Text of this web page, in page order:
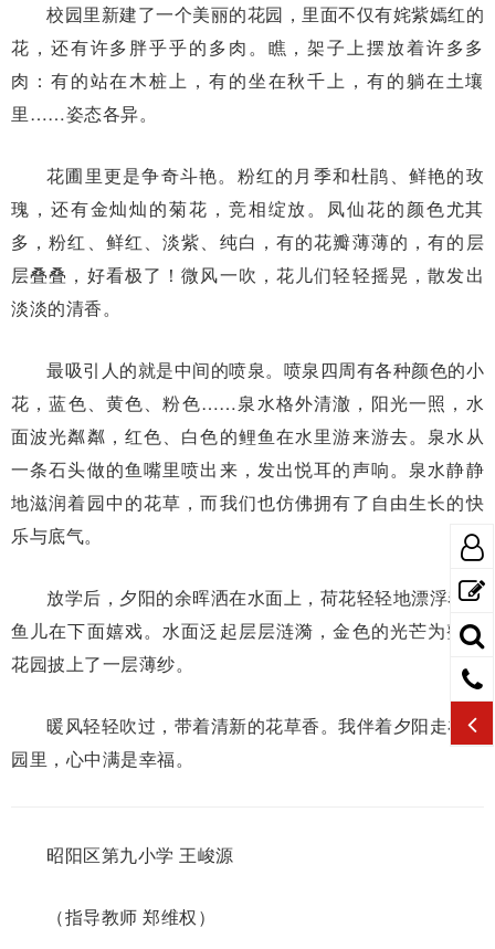
校园里新建了一个美丽的花园，里面不仅有姹紫嫣红的
花，还有许多胖乎乎的多肉。瞧，架子上摆放着许多多
肉：有的站在木桩上，有的坐在秋千上，有的躺在土壤
里……姿态各异。
花圃里更是争奇斗艳。粉红的月季和杜鹃、鲜艳的玫
瑰，还有金灿灿的菊花，竞相绽放。凤仙花的颜色尤其
多，粉红、鲜红、淡紫、纯白，有的花瓣薄薄的，有的层
层叠叠，好看极了！微风一吹，花儿们轻轻摇晃，散发出
淡淡的清香。
最吸引人的就是中间的喷泉。喷泉四周有各种颜色的小
花，蓝色、黄色、粉色……泉水格外清澈，阳光一照，水
面波光粼粼，红色、白色的鲤鱼在水里游来游去。泉水从
一条石头做的鱼嘴里喷出来，发出悦耳的声响。泉水静静
地滋润着园中的花草，而我们也仿佛拥有了自由生长的快
乐与底气。
放学后，夕阳的余晖洒在水面上，荷花轻轻地漂浮着，
鱼儿在下面嬉戏。水面泛起层层涟漪，金色的光芒为整个
花园披上了一层薄纱。
暖风轻轻吹过，带着清新的花草香。我伴着夕阳走在花
园里，心中满是幸福。
昭阳区第九小学 王峻源
（指导教师 郑维权）